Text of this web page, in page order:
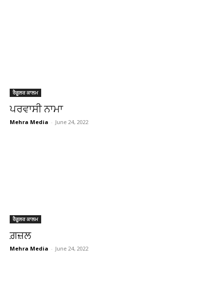
ਰੈਗੂਲਰ ਕਾਲਮ
ਪਰਵਾਸੀ ਨਾਮਾ
Mehra Media - June 24, 2022
ਰੈਗੂਲਰ ਕਾਲਮ
ਗ਼ਜ਼ਲ
Mehra Media - June 24, 2022